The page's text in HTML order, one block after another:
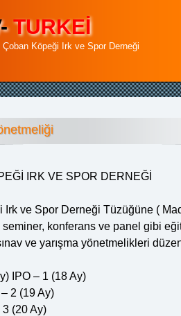
TURKEİ
Çoban Köpeği Irk ve Spor Derneği
IRK VE SPOR DERNEĞİ
ve Spor Derneği Tüzüğüne (
konferans ve panel gibi
ve yarışma yönetmelikleri
IPO – 1 (18 Ay)
2 (19 Ay)
3 (20 Ay)